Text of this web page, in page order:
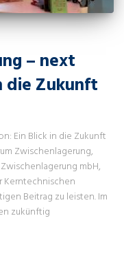
– next
die Zukunft
Ein Blick in die Zukunft
Zwischenlagerung,
mbH,
Kerntechnischen
Beitrag zu leisten. Im
zukünftig